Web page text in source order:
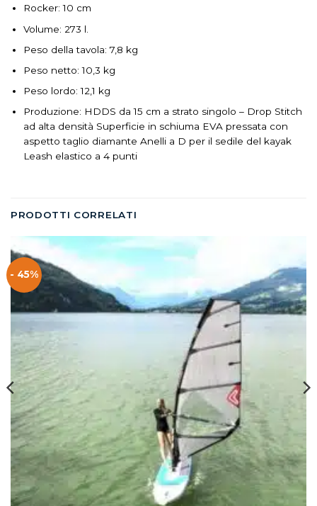
Rocker: 10 cm
Volume: 273 l.
Peso della tavola: 7,8 kg
Peso netto: 10,3 kg
Peso lordo: 12,1 kg
Produzione: HDDS da 15 cm a strato singolo – Drop Stitch
ad alta densità Superficie in schiuma EVA pressata con
aspetto taglio diamante Anelli a D per il sedile del kayak
Leash elastico a 4 punti
PRODOTTI CORRELATI
- 45%